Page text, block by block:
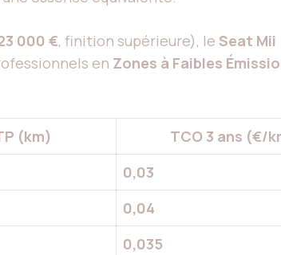
000 €, finition supérieure), le Seat Mii
en Zones à Faibles
(km)
TCO 3 ans (€/
0,03
0,04
0,035